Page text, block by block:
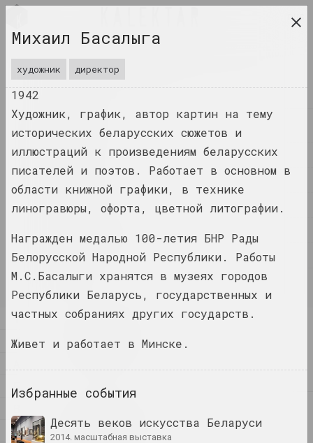
исследовательская платформа беларусского
современного искусства
ЖУРНАЛ
ИМЕНА
СОБЫТИЯ
ДОКУМЕНТЫ
ИНФО
RUS
1
4
Б
Г
1 дуэт
4 объединение
Михаил Басалыга
художник директор
1942
Художник, график, автор картин на тему
исторических беларусских сюжетов и
иллюстраций к произведениям беларусских
писателей и поэтов. Работает в основном в
области книжной графики, в технике
линогравюры, офорта, цветной литографии.
Награжден медалью 100-летия БНР Рады
Белорусской Народной Республики. Работы
М.С.Басалыги хранятся в музеях городов
Республики Беларусь, государственных и
частных собраниях других государств.
Живет и работает в Минске.
Избранные события
Десять веков искусства Беларуси
2014. масштабная выставка